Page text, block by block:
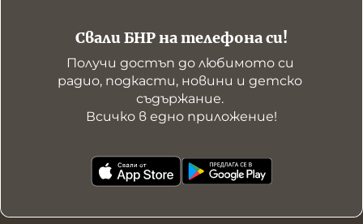
Свали БНР на телефона си!
Получи достъп до любимото си
радио, подкасти, новини и детско
съдържание.
Всичко в едно приложение!